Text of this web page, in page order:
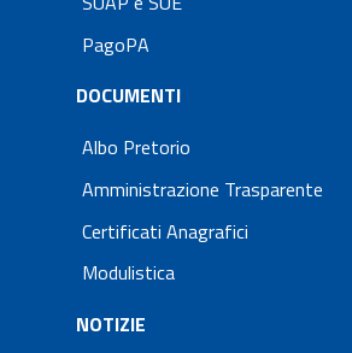
PagoPA
DOCUMENTI
Albo Pretorio
Amministrazione Trasparente
Certificati Anagrafici
Modulistica
NOTIZIE